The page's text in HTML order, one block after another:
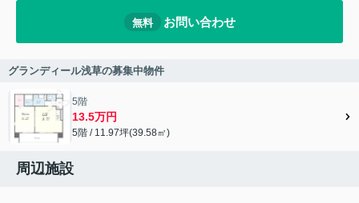
無料 お問い合わせ
グランディール浅草の募集中物件
5階
13.5万円
5階 / 11.97坪(39.58㎡)
周辺施設